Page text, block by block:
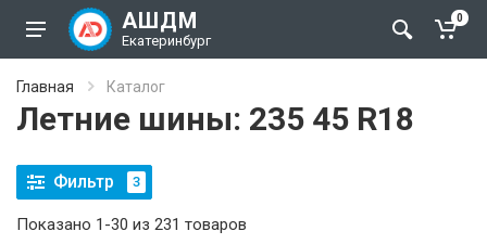
АШДМ
Екатеринбург
0
Главная Каталог
Летние шины: 235 45 R18
Фильтр 3
Показано 1-30 из 231 товаров